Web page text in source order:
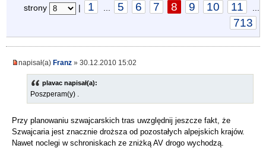
strony
| 1 5 6 7 8 9 10 11
713
napisał(a) Franz » 30.12.2010 15:02
plavac napisał(a):
Poszperam(y) .
Przy planowaniu szwajcarskich tras uwzględnij jeszcze fakt, że
Szwajcaria jest znacznie droższa od pozostałych alpejskich krajów.
Nawet noclegi w schroniskach ze zniżką AV drogo wychodzą.